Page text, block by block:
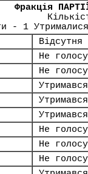
Фракція
- 1
Відсутня
Не
Не
Утримався
Утримався
Утримався
Не
Не
Не